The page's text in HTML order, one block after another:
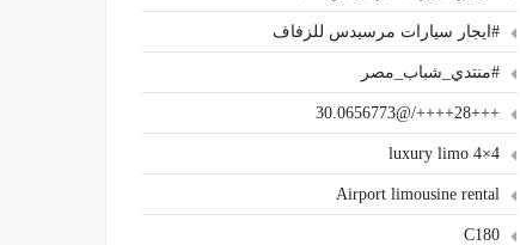
#ايجار سيارات مرسيدس للزفاف
#منتدي_شباب_مصر
+++28++++/@30.0656773
4×4 luxury limo
Airport limousine rental
C180